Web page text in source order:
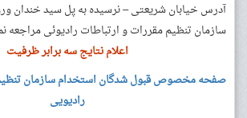
سازمان تنظیم مقررات و ارتباطات رادیوئی مراجعه
اعلام نتایج سه برابر ظرفیت
صفحه مخصوص قبول شدگان استخدام سازمان
رادیویی